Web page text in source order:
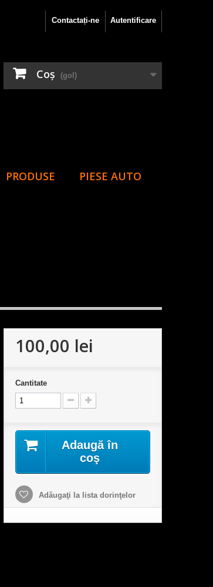
Autentificare
Contactați-ne
Coş (gol)
PRODUSE PIESE AUTO
100,00 lei
Cantitate
Adaugă în
coş
Adăugaţi la lista dorinţelor